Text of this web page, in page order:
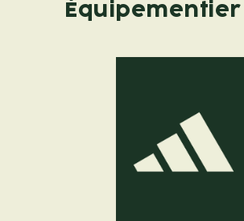
Équipementier